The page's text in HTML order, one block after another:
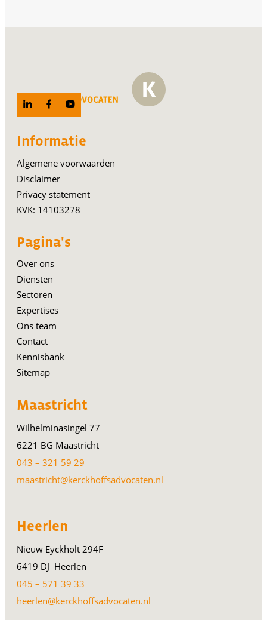
Informatie
Algemene voorwaarden
Disclaimer
Privacy statement
KVK: 14103278
Pagina's
Over ons
Diensten
Sectoren
Expertises
Ons team
Contact
Kennisbank
Sitemap
Maastricht
Wilhelminasingel 77
6221 BG Maastricht
043 – 321 59 29
maastricht@kerckhoffsadvocaten.nl
Heerlen
Nieuw Eyckholt 294F
6419 DJ Heerlen
045 – 571 39 33
heerlen@kerckhoffsadvocaten.nl